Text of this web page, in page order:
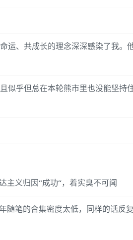
运、共成长的理念深深感染了我。
乎但总在本轮熊市里也没能坚持
主义归因“成功“，着实臭不可闻
随笔的合集密度太低，同样的话反